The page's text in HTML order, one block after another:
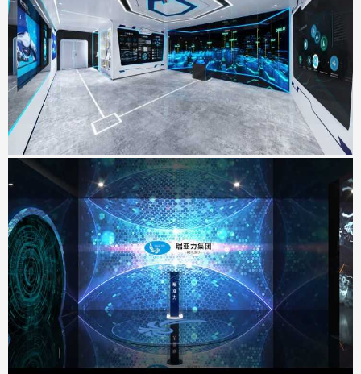
SMVIC智能体验厅
地点：上海市
瑞亚力集团展厅
地点：广东省深圳市